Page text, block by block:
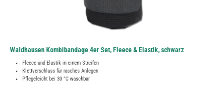
Waldhausen Kombibandage 4er Set, Fleece & Elastik, schwarz
Fleece und Elastik in einem Streifen
Klettverschluss für rasches Anlegen
Pflegeleicht bei 30 °C waschbar